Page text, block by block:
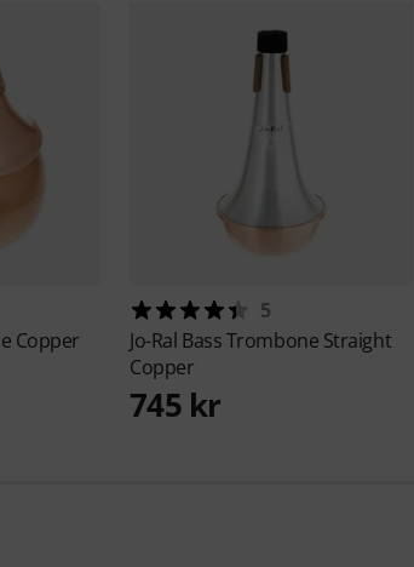
Copper
5
Jo-Ral Bass Trombone Straight
Copper
745 kr